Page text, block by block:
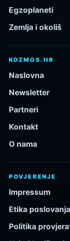
Egzoplaneti
Zemlja i okoliš
KOZMOS.HR
Naslovna
Newsletter
Partneri
Kontakt
O nama
POVJERENJE
Impressum
Etika poslovanja
Politika